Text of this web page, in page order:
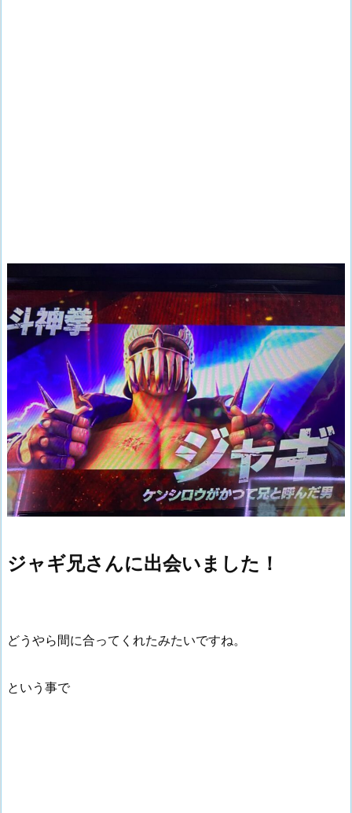
ジャギ兄さんに出会いました！
どうやら間に合ってくれたみたいですね。
という事で